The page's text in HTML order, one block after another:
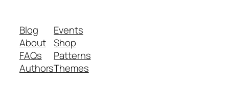
Blog
About
FAQs
Authors
Events
Shop
Patterns
Themes